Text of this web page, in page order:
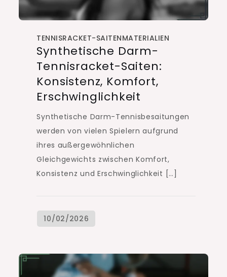
TENNISRACKET-SAITENMATERIALIEN
Synthetische Darm-
Tennisracket-Saiten:
Konsistenz, Komfort,
Erschwinglichkeit
Synthetische Darm-Tennisbesaitungen
werden von vielen Spielern aufgrund
ihres außergewöhnlichen
Gleichgewichts zwischen Komfort,
Konsistenz und Erschwinglichkeit […]